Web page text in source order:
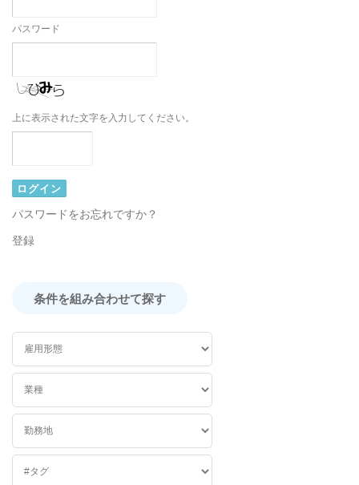
パスワード
上に表示された文字を入力してください。
パスワードをお忘れですか？
登録
条件を組み合わせて探す